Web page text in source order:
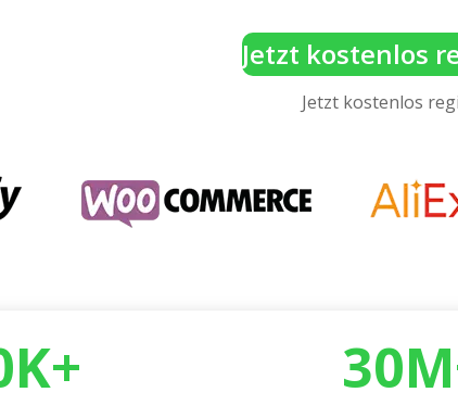
Jetzt kostenlos
Jetzt kostenlos